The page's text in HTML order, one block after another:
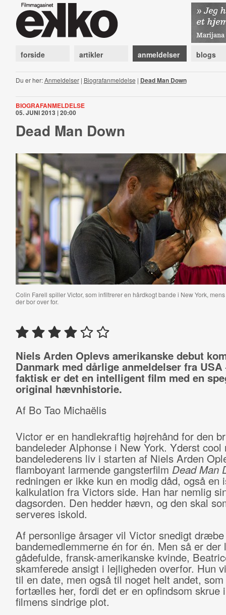
forside artikler anmeldelser blogs
Du er her:Anmeldelser| Biografanmeldelse | Dead Man Down
BIOGRAFANMELDELSE
05. JUNI 2013 | 20:00
Dead Man Down
Colin Farell spiller Victor, som infiltrerer en hårdkogt bande i New York,
der bor over for.
Niels Arden Oplevs amerikanske debut
Danmark med dårlige anmeldelser fra USA
faktisk er det en intelligent film med en
original hævnhistorie.
Af Bo Tao Michaëlis
Victor er en handlekraftig højrehånd for den
bandeleder Alphonse i New York. Yderst cool
bandelederens liv i starten af Niels Arden
flamboyant larmende gangsterfilm Dead Man
redningen er ikke kun en modig dåd, også en
kalkulation fra Victors side. Han har nemlig
dagsorden. Den hedder hævn, og den skal
serveres iskold.
Af personlige årsager vil Victor snedigt dræbe
bandemedlemmerne én for én. Men så er der
gådefulde, fransk-amerikanske kvinde,
skamferede ansigt i lejligheden overfor. Hun
til en date, men også til noget helt andet,
fortælles her, fordi det er en opfindsom skrue
filmens sindrige plot.